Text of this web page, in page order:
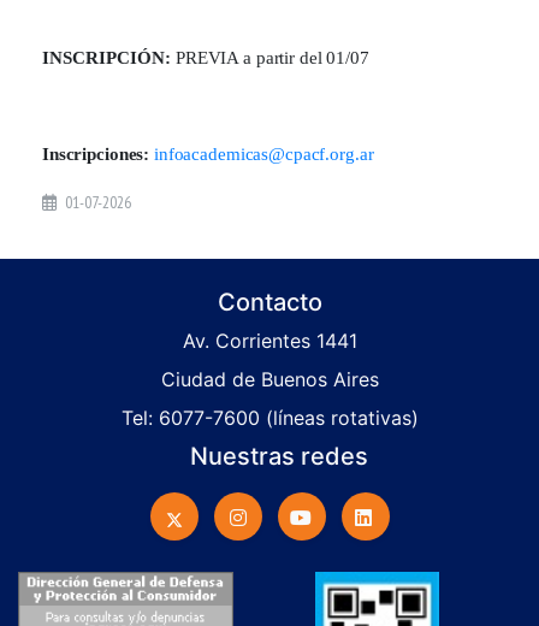
INSCRIPCIÓN: PREVIA a partir del 01/07
Inscripciones: infoacademicas@cpacf.org.ar
01-07-2026
Contacto
Av. Corrientes 1441
Ciudad de Buenos Aires
Tel: 6077-7600 (líneas rotativas)
Nuestras redes